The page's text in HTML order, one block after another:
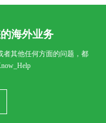
海外业务
者其他任何方面的问题，都